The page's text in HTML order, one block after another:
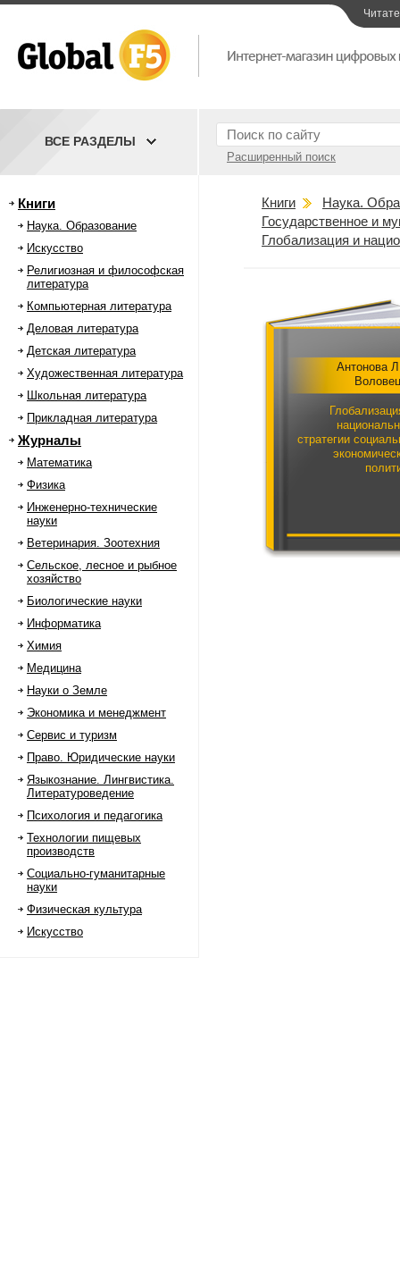
Расширенный поиск
ВСЕ РАЗДЕЛЫ
Книги
Наука. Образование
Искусство
Религиозная и философская
литература
Компьютерная литература
Деловая литература
Детская литература
Художественная литература
Школьная литература
Прикладная литература
Журналы
Математика
Физика
Инженерно-технические
науки
Ветеринария. Зоотехния
Сельское, лесное и рыбное
хозяйство
Биологические науки
Информатика
Химия
Медицина
Науки о Земле
Экономика и менеджмент
Сервис и туризм
Право. Юридические науки
Языкознание. Лингвистика.
Литературоведение
Психология и педагогика
Технологии пищевых
производств
Социально-гуманитарные
науки
Физическая культура
Искусство
Книги
Наука.
Государственное и
Глобализация и
Антонова
стратегии